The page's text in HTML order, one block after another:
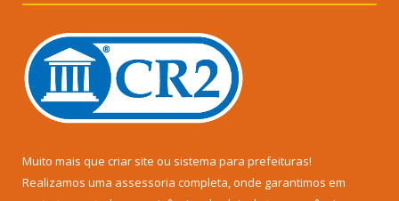
Muito mais que criar site ou sistema para prefeituras!
Realizamos uma assessoria completa, onde garantimos em